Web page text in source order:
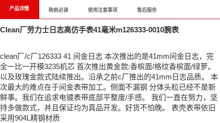
产品详情 购前必读 使用注意事项 售后服务
Clean厂劳力士日志高仿手表41毫米m126333-0010腕表
clean厂/c厂126333 41 间金日志 本次推出的是41mm间金日志，完
全一比一开模3235机芯 首次推出黄金款:香槟面/格纹香槟面/绿萝。
以及玫瑰金款式陆续推出。沿承之前c厂推出的41mm日志品质。 本
次最大的难点在于间金表带加工。侧面不漏钢 分体头粒已经不是新
鲜事。我们在追求电镀表带底部平整度/手感。 我们一直在努力，坚
持多做款式，并且保证均为真品开发。好货不怕晚。 表壳表带依旧
采用904L精钢材质